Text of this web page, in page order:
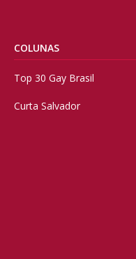
COLUNAS
Top 30 Gay Brasil
Curta Salvador